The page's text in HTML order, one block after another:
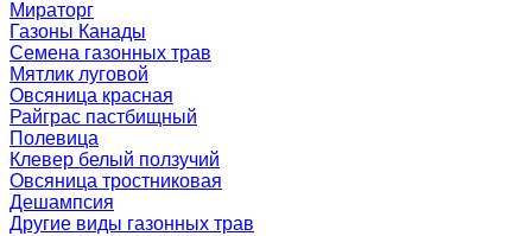
Мираторг
Газоны Канады
Семена газонных трав
Мятлик луговой
Овсяница красная
Райграс пастбищный
Полевица
Клевер белый ползучий
Овсяница тростниковая
Дешампсия
Другие виды газонных трав